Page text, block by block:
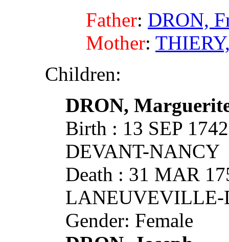
Father: DRON,
Mother:
Children:
DRON,
Birth : 13 SEP
DEVANT-NANCY
Death : 31 MAR
LANEUVEVILLE-
Gender: Female